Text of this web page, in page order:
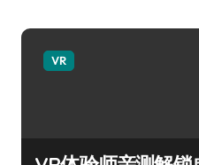
VR